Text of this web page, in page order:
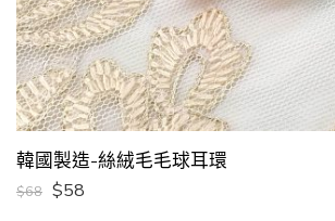
韓國製造-絲絨毛毛球耳環
$68 $58